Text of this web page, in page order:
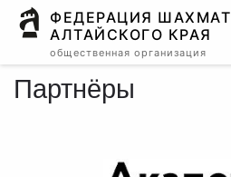
ФЕДЕРАЦИЯ ШАХМАТ
АЛТАЙСКОГО КРАЯ
общественная организация
Партнёры